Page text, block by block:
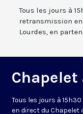
Tous les jours à
retransmission
Lourdes, en
Chapelet
Tous les jours à
en direct du Chapelet